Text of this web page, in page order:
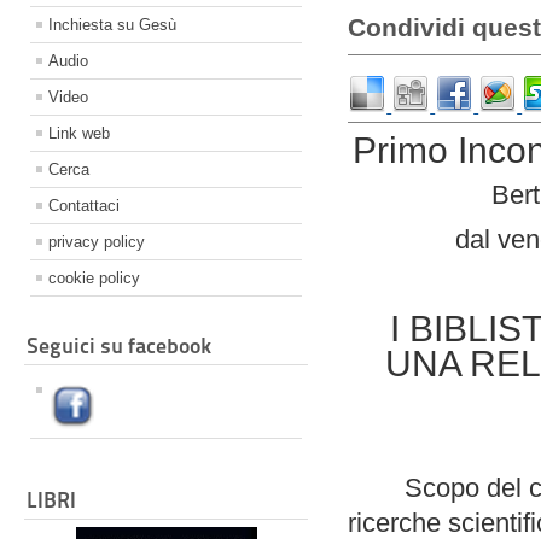
Inchiesta su Gesù
Audio
Video
Link web
Cerca
Contattaci
privacy policy
cookie policy
Seguici su facebook
LIBRI
Condividi
Primo
dal
I
UNA
Scopo del
ricerche